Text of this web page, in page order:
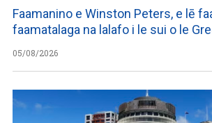
Faamanino e Winston Peters, e lē
faamatalaga na lalafo i le sui o le
05/08/2026